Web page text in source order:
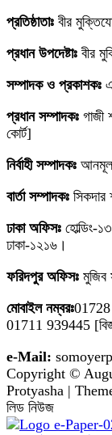
প্রতিষ্ঠাতাঃ বীর
প্রধান উপদেষ্টাঃ বীর
সম্পাদক ও প্রকাশকঃ
প্রধান সম্পাদকঃ গাজী
কোর্ট]
নির্বাহী সম্পাদকঃ
বার্তা সম্পাদকঃ
ঢাকা অফিসঃ হোল্ডিং-
ঢাকা-১২১৬।
ফরিদপুর অফিসঃ
মোবাইল নম্বরঃ01728
01711 939445
e-Mail:
Copyright ©
Protyasha |
লিড নিউজ
e-Paper-